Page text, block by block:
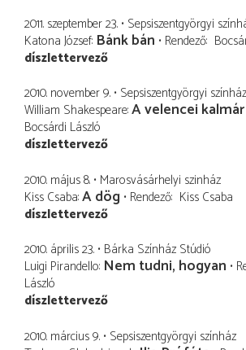
2011. szeptember 23. Sepsiszentgyörgyi
Katona József Bánk bán Rendező
díszlettervező
2010. november 9. Sepsiszentgyörgyi színház
William Shakespeare A velencei kalmár
Bocsárdi László
díszlettervező
2010. május 8. Marosvásárhelyi szinház
Kiss Csaba A dög Rendező Kiss Csaba
díszlettervező
2010. április 23. Bárka Színház Stúdió
Luigi Pirandello Nem tudni, hogyan
László
díszlettervező
2010. március 9. Sepsiszentgyörgyi színház